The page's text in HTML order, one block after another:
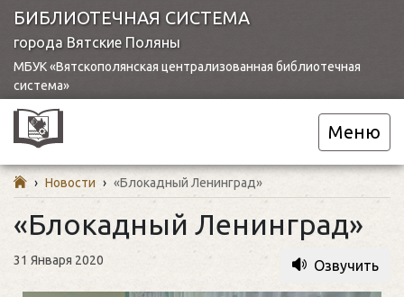
БИБЛИОТЕЧНАЯ СИСТЕМА
города Вятские Поляны
МБУК «Вятскополянская централизованная библиотечная
система»
Меню
› Новости › «Блокадный Ленинград»
«Блокадный Ленинград»
31 Января 2020 Озвучить